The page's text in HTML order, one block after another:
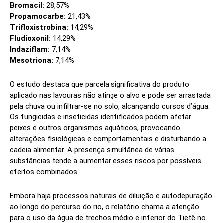
Bromacil: 28,57%
Propamocarbe: 21,43%
Trifloxistrobina: 14,29%
Fludioxonil: 14,29%
Indaziflam: 7,14%
Mesotriona: 7,14%
O estudo destaca que parcela significativa do produto
aplicado nas lavouras não atinge o alvo e pode ser arrastada
pela chuva ou infiltrar-se no solo, alcançando cursos d’água.
Os fungicidas e inseticidas identificados podem afetar
peixes e outros organismos aquáticos, provocando
alterações fisiológicas e comportamentais e disturbando a
cadeia alimentar. A presença simultânea de várias
substâncias tende a aumentar esses riscos por possíveis
efeitos combinados.
Embora haja processos naturais de diluição e autodepuração
ao longo do percurso do rio, o relatório chama a atenção
para o uso da água de trechos médio e inferior do Tietê no